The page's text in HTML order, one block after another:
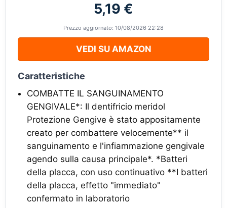
5,19 €
Prezzo aggiornato: 10/08/2026 22:28
VEDI SU AMAZON
Caratteristiche
COMBATTE IL SANGUINAMENTO
GENGIVALE*: Il dentifricio meridol
Protezione Gengive è stato appositamente
creato per combattere velocemente** il
sanguinamento e l'infiammazione gengivale
agendo sulla causa principale*. *Batteri
della placca, con uso continuativo **I batteri
della placca, effetto "immediato"
confermato in laboratorio